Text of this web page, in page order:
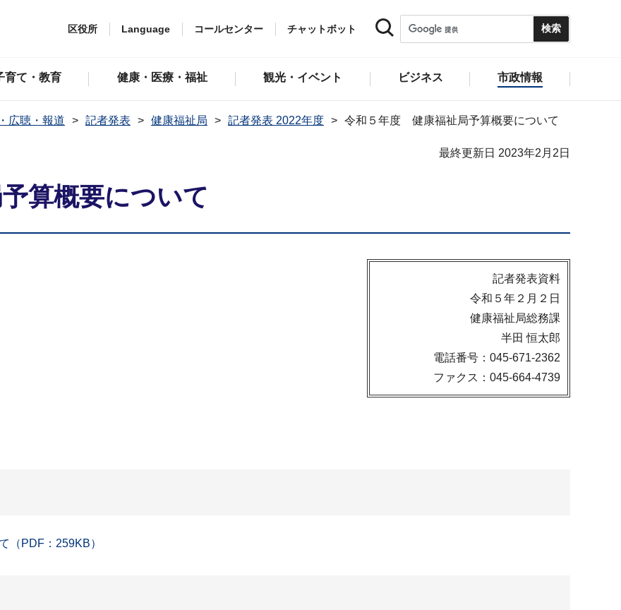
区役所 Language コールセンター チャットボット
育て・教育 健康・医療・福祉 観光・イベント ビジネス 市政情報
広聴・報道 記者発表 健康福祉局 記者発表 2022年度 令和５年度 健康福祉局予算概要について
最終更新日 2023年2月2日
算概要について
記者発表資料
令和５年２月２日
健康福祉局総務課
半田 恒太郎
電話番号：045-671-2362
ファクス：045-664-4739
（PDF：259KB）